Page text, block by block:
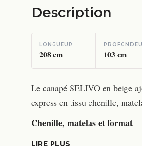
Description
LONGUEUR
208cm 103cm
Le canapé SELIVO en beige
express en tissu chenille,
Chenille, matelas et format
LIRE PLUS